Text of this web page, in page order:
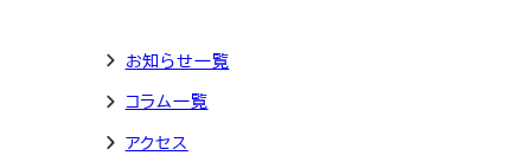
お知らせ一覧
コラム一覧
アクセス